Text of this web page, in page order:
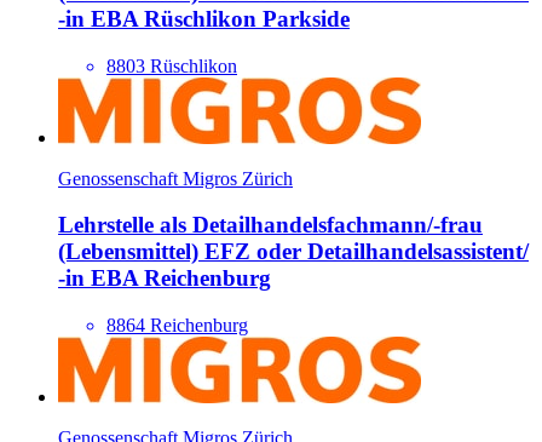
-in EBA Rüschlikon Parkside
8803 Rüschlikon
Genossenschaft Migros Zürich
Lehrstelle als Detailhandels­fachmann/​-frau
(Lebensmittel) EFZ oder Detailhandels­assistent/​
-in EBA Reichenburg
8864 Reichenburg
Genossenschaft Migros Zürich